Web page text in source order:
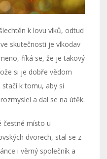
k lovu vlků, odtud
skutečnosti je vlkodav
říká se, že je takový
si je dobře vědom
k tomu, aby si
a dal se na útěk.
čestné místo u
dvorech, stal se z
i věrný společník a